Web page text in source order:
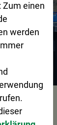
(ZBH)
Zum einen
werden